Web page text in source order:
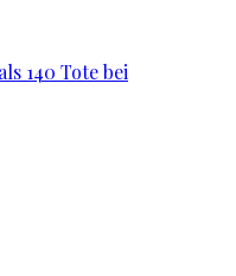
140 Tote bei